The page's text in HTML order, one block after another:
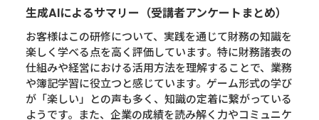
生成AIによるサマリー（受講者アンケートまとめ）
お客様はこの研修について、実践を通じて財務の知識を
楽しく学べる点を高く評価しています。特に財務諸表の
仕組みや経営における活用方法を理解することで、業務
や簿記学習に役立つと感じています。ゲーム形式の学び
が「楽しい」との声も多く、知識の定着に繋がっている
ようです。また、企業の成績を読み解く力やコミュニケ